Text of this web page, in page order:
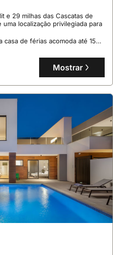
e 29 milhas das Cascatas de
localização privilegiada para
casa de férias acomoda até 15
com área de churrasco,
para uma estadia confortável.
Mostrar